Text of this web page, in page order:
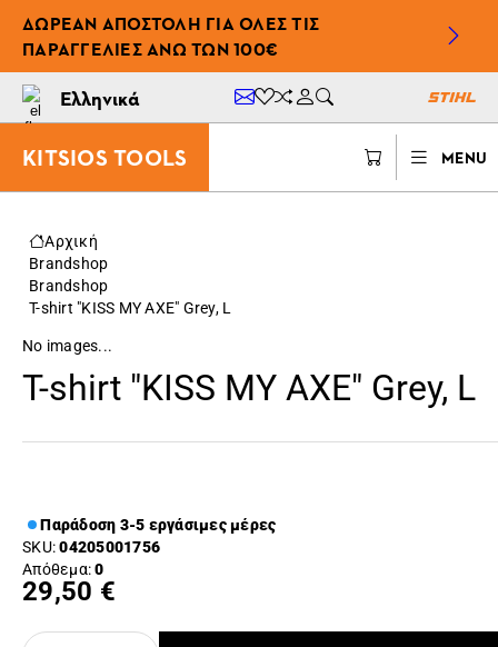
ΔΩΡΕΆΝ ΑΠΟΣΤΟΛΉ ΓΙΑ ΌΛΕΣ ΤΙΣ
ΠΑΡΑΓΓΕΛΊΕΣ ΆΝΩ ΤΩΝ 100€
Ελληνικά
KITSIOS TOOLS MENU
Αρχική
Brandshop
Brandshop
T-shirt "KISS MY AXE" Grey, L
No images...
T-shirt "KISS MY AXE" Grey, L
Παράδοση 3-5 εργάσιμες μέρες
SKU:04205001756
Απόθεμα:0
29,50 €